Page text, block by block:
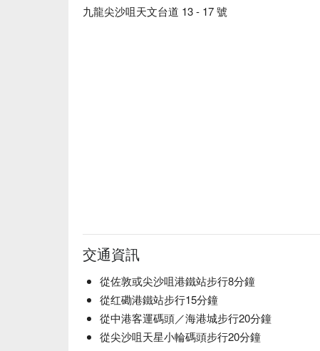
九龍尖沙咀天文台道 13 - 17 號
交通資訊
從佐敦或尖沙咀港鐵站步行8分鐘
從红磡港鐵站步行15分鐘
從中港客運碼頭／海港城步行20分鐘
從尖沙咀天星小輪碼頭步行20分鐘